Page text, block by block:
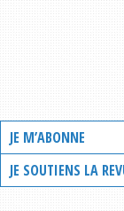
JE M’ABONNE
JE SOUTIENS LA